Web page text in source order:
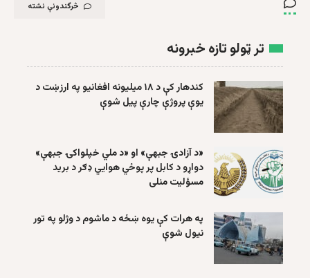
څرگندونې نشته
تر ټولو تازه خبرونه
کندهار کې د ۱۸ میلیونه افغانیو په ارزښت د
یوې پروژې چارې پیل شوې
«د آزادۍ جبهې» او «د ملي خپلواکۍ جبهې»
دواړو د کابل پر پوځي هوايي ډګر د برید
مسؤلیت منلی
په هرات کې یوه ښځه د ماشوم د وژلو په تور
نیول شوې